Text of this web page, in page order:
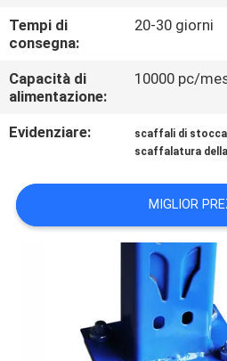
CONTATTICI
RICHIEDA
UNA
CITAZIONE
MAPPA
DEL
PRIVACY
POLICY
Tempi di
consegna:
20-30 giorni
Capacità di
alimentazione:
10000 pc/
Evidenziare: scaffali di
scaffalatura
MIGLIOR